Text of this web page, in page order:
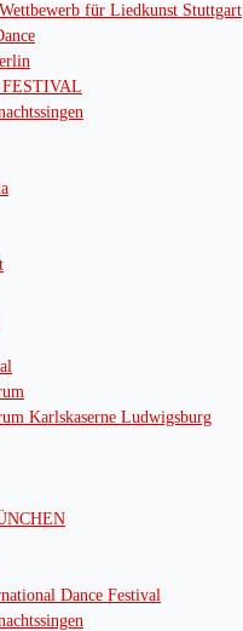
für Liedkunst Stuttgart
FESTIVAL
Karlskaserne Ludwigsburg
Dance Festival